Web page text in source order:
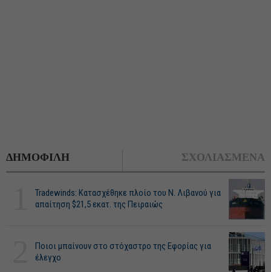
ΔΗΜΟΦΙΛΗ ΣΧΟΛΙΑΣΜΕΝΑ
Tradewinds: Κατασχέθηκε πλοίο του Ν. Λιβανού για
απαίτηση $21,5 εκατ. της Πειραιώς
Ποιοι μπαίνουν στο στόχαστρο της Εφορίας για
έλεγχο